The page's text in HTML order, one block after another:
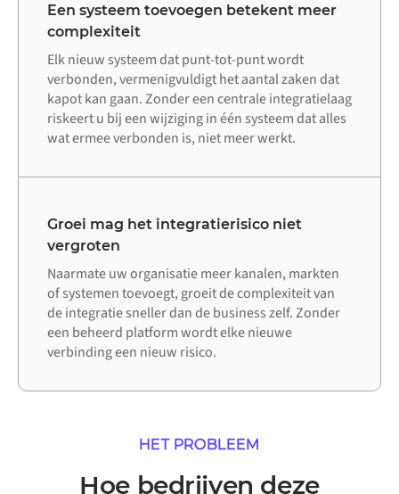
Een systeem toevoegen betekent meer
complexiteit
Elk nieuw systeem dat punt-tot-punt wordt
verbonden, vermenigvuldigt het aantal zaken dat
kapot kan gaan. Zonder een centrale integratielaag
riskeert u bij een wijziging in één systeem dat alles
wat ermee verbonden is, niet meer werkt.
Groei mag het integratierisico niet
vergroten
Naarmate uw organisatie meer kanalen, markten
of systemen toevoegt, groeit de complexiteit van
de integratie sneller dan de business zelf. Zonder
een beheerd platform wordt elke nieuwe
verbinding een nieuw risico.
HET PROBLEEM
Hoe bedrijven deze